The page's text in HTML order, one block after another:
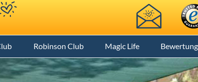
Robinson Club Magic Life